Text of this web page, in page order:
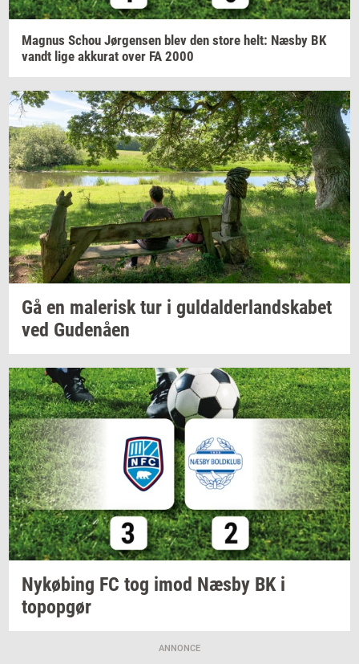
Magnus Schou Jør­gen­sen blev den store helt: Næsby BK
vandt lige ak­ku­rat over FA 2000
Gå en ma­le­risktur i gul­dal­der­land­ska­bet
ved Gu­denå­en
Ny­kø­bing FC tog imod Næsby BK i
topop­gør
ANNONCE